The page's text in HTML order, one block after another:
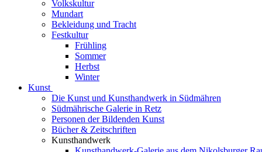
Volkskultur
Mundart
Bekleidung und Tracht
Festkultur
Frühling
Sommer
Herbst
Winter
Kunst
Die Kunst und Kunsthandwerk in Südmähren
Südmährische Galerie in Retz
Personen der Bildenden Kunst
Bücher & Zeitschriften
Kunsthandwerk